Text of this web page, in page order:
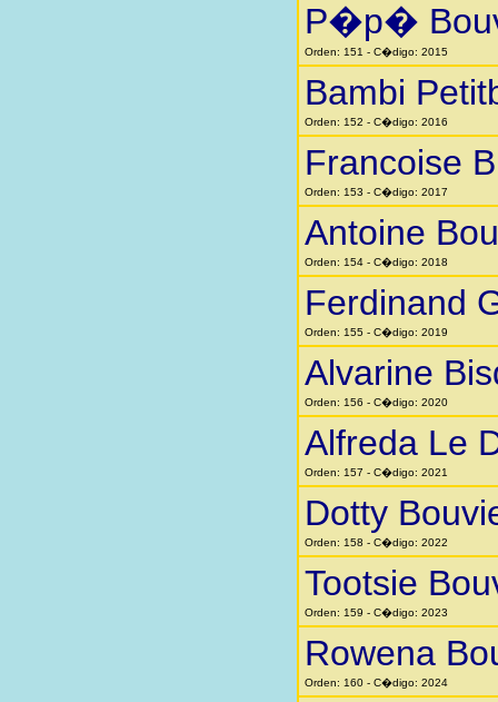
P�p�
Orden: 151 - C�digo: 2015
Bambi
Orden: 152 - C�digo: 2016
Francoise
Orden: 153 - C�digo: 2017
Antoine
Orden: 154 - C�digo: 2018
Ferdinand
Orden: 155 - C�digo: 2019
Alvarine
Orden: 156 - C�digo: 2020
Alfreda Le
Orden: 157 - C�digo: 2021
Dotty
Orden: 158 - C�digo: 2022
Tootsie
Orden: 159 - C�digo: 2023
Rowena
Orden: 160 - C�digo: 2024